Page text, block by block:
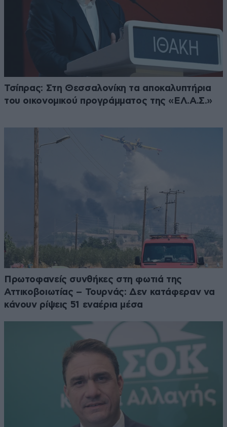
Τσίπρας: Στη Θεσσαλονίκη τα αποκαλυπτήρια
του οικονομικού προγράμματος της «ΕΛ.Α.Σ.»
Πρωτοφανείς συνθήκες στη φωτιά της
Αττικοβοιωτίας – Τουρνάς: Δεν κατάφεραν να
κάνουν ρίψεις 51 εναέρια μέσα